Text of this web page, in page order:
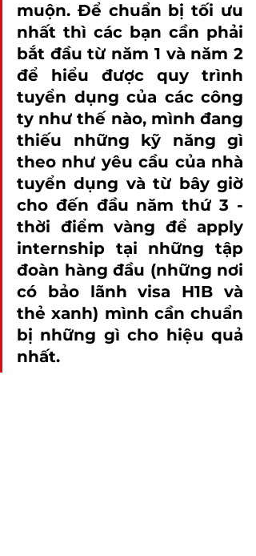
muộn. Để chuẩn bị tối ưu
nhất thì các bạn cần phải
bắt đầu từ năm 1 và năm 2
để hiểu được quy trình
tuyển dụng của các công
ty như thế nào, mình đang
thiếu những kỹ năng gì
theo như yêu cầu của nhà
tuyển dụng và từ bây giờ
cho đến đầu năm thứ 3 -
thời điểm vàng để apply
internship tại những tập
đoàn hàng đầu (những nơi
có bảo lãnh visa H1B và
thẻ xanh) mình cần chuẩn
bị những gì cho hiệu quả
nhất.